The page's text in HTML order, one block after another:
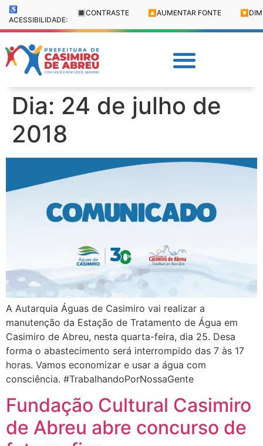
♿
ACESSIBILIDADE:
🔳 CONTRASTE 🔼 AUMENTAR FONTE 🔽
Dia: 24 de julho de
2018
A Autarquia Águas de Casimiro vai realizar a
manutenção da Estação de Tratamento de Água em
Casimiro de Abreu, nesta quarta-feira, dia 25. Desa
forma o abastecimento será interrompido das 7 às 17
horas. Vamos economizar e usar a água com
consciência. #TrabalhandoPorNossaGente
Fundação Cultural Casimiro
de Abreu abre concurso de